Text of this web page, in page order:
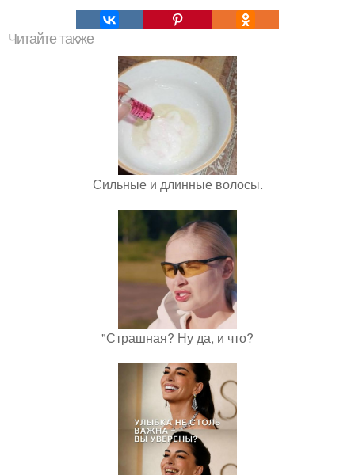
Читайте также
Сильные и длинные волосы.
"Страшная? Ну да, и что?